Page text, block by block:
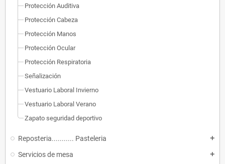
Protección Auditiva
Protección Cabeza
Protección Manos
Protección Ocular
Protección Respiratoria
Señalización
Vestuario Laboral Invierno
Vestuario Laboral Verano
Zapato seguridad deportivo
Reposteria........... Pasteleria add
Servicios de mesa add